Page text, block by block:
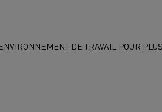
DE TRAVAIL POUR